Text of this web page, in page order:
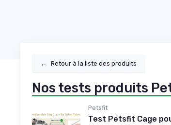
← Retour à la liste des produits
Nos tests produits
Petsfit
Test Petsfit Cage